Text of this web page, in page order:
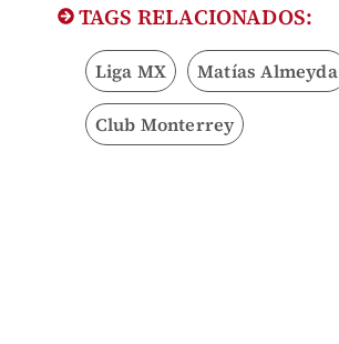
TAGS RELACIONADOS:
Liga MX Matías Almeyda
Club Monterrey